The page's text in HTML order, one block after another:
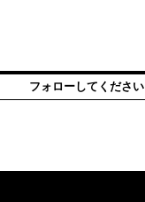
フォローしてください